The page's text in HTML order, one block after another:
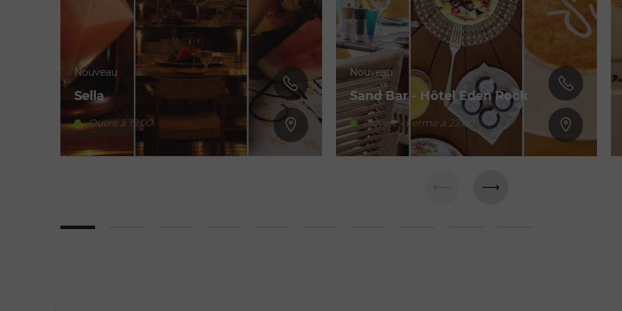
Nouveau
Sella
Ouvre à 19:00
Nouveau
Sand Bar - Hôtel Eden Rock
Ouvert - Ferme à 22:00